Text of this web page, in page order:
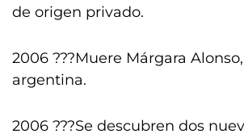
de origen privado.
2006 ???Muere Márgara
argentina.
2006 ???Se descubren dos